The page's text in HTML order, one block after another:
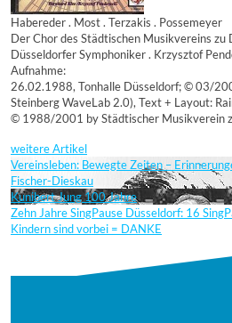
Habereder . Most . Terzakis . Possemeyer
Der Chor des Städtischen Musikvereins zu
Düsseldorfer Symphoniker . Krzysztof
Aufnahme:
26.02.1988, Tonhalle Düsseldorf; © 03/
Steinberg WaveLab 2.0), Text + Layout:
© 1988/2001 by Städtischer Musikverein
weitere Artikel
Vereinsleben: Bewegte Zeiten –
Fischer-Dieskau
Kunibert Jung 100 Jahre
Zehn Jahre SingPause Düsseldorf: 16
Kindern sind vorbei = DANKE